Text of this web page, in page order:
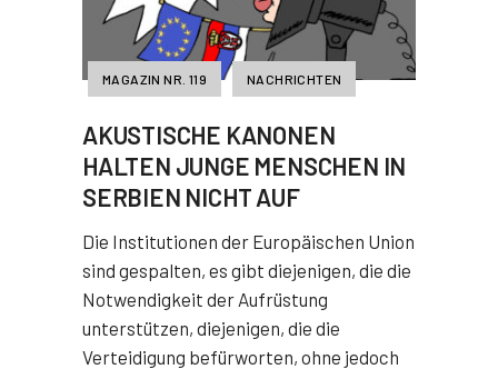
MAGAZIN NR. 119 NACHRICHTEN
AKUSTISCHE KANONEN
HALTEN JUNGE MENSCHEN IN
SERBIEN NICHT AUF
Die Institutionen der Europäischen Union
sind gespalten, es gibt diejenigen, die die
Notwendigkeit der Aufrüstung
unterstützen, diejenigen, die die
Verteidigung befürworten, ohne jedoch